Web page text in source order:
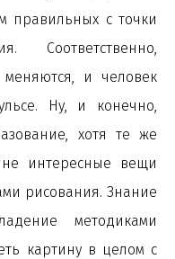
правильных с точки
Соответственно,
и человек
Ну, и конечно,
хотя те же
интересные вещи
рисования. Знание
методиками
картину в целом с